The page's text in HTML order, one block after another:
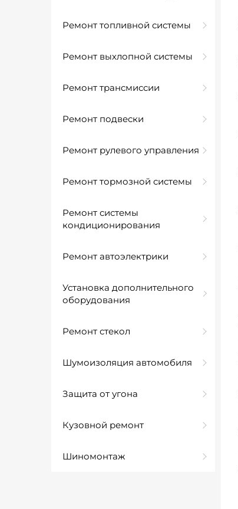
Ремонт топливной системы
Ремонт выхлопной системы
Ремонт трансмиссии
Ремонт подвески
Ремонт рулевого управления
Ремонт тормозной системы
Ремонт системы
кондиционирования
Ремонт автоэлектрики
Установка дополнительного
оборудования
Ремонт стекол
Шумоизоляция автомобиля
Защита от угона
Кузовной ремонт
Шиномонтаж